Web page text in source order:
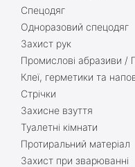
Спецодяг
Одноразовий спецодяг
Захист рук
Промислові абразиви /
Клеї, герметики та
Стрічки
Захисне взуття
Туалетні кімнати
Протиральний матеріал
Захист при зварюванні